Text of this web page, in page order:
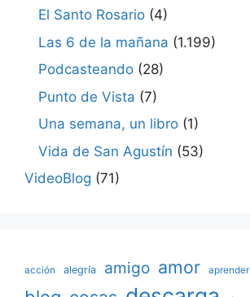
El Santo Rosario (4)
Las 6 de la mañana (1.199)
Podcasteando (28)
Punto de Vista (7)
Una semana, un libro (1)
Vida de San Agustín (53)
VideoBlog (71)
acción alegría amigo amor aprender